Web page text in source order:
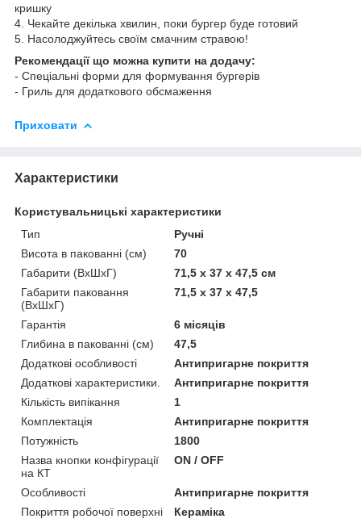
кришку
4. Чекайте декілька хвилин, поки бургер буде готовий
5. Насолоджуйтесь своїм смачним стравою!
Рекомендації що можна купити на додачу:
- Спеціальні форми для формування бургерів
- Гриль для додаткового обсмаження
Приховати
Характеристики
Користувальницькі характеристики
Тип
Ручні
Висота в пакованні (см)
70
Габарити (ВхШхГ)
71,5 x 37 x 47,5 см
Габарити паковання
(ВхШхГ)
71,5 x 37 x 47,5
Гарантія
6 місяців
Глибина в пакованні (см)
47,5
Додаткові особливості
Антипригарне покриття
Додаткові характеристики.
Антипригарне покриття
Кількість випікання
1
Комплектація
Антипригарне покриття
Потужність
1800
Назва кнопки конфігурації
на КТ
ON / OFF
Особливості
Антипригарне покриття
Покриття робочої поверхні
Кераміка